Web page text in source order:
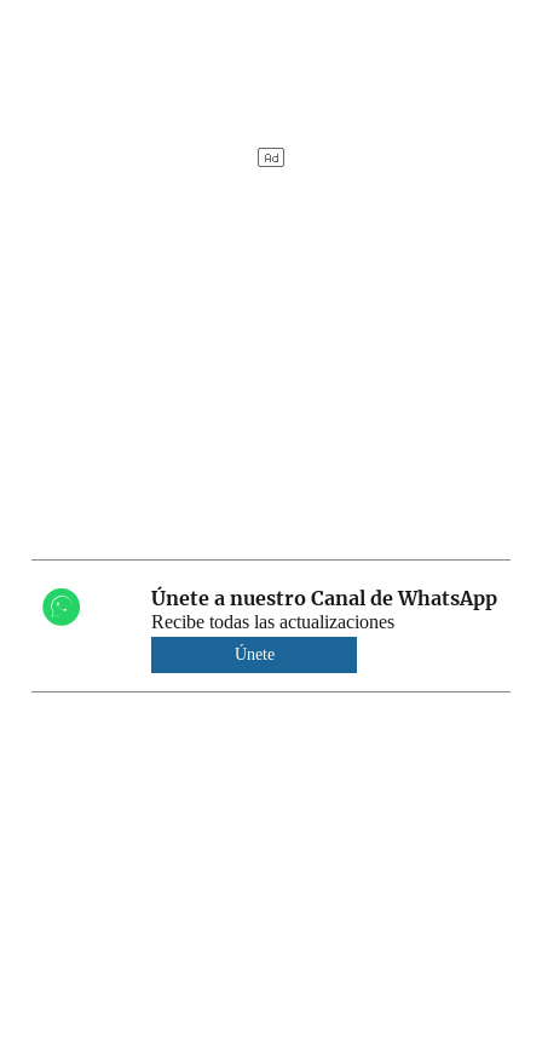
Únete a nuestro Canal de WhatsApp
Recibe todas las actualizaciones
Únete